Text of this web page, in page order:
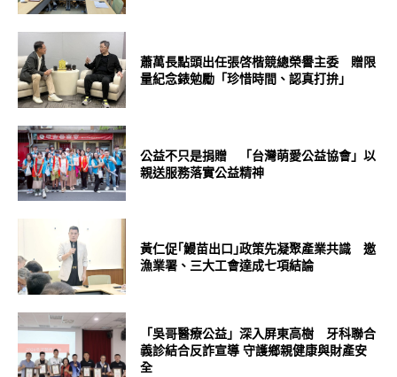
蕭萬長點頭出任張啓楷競總榮譽主委 贈限
量紀念錶勉勵「珍惜時間、認真打拚」
公益不只是捐贈 「台灣萌愛公益協會」以
親送服務落實公益精神
黃仁促｢鰻苗出口｣政策先凝聚產業共識 邀
漁業署、三大工會達成七項結論
「吳哥醫療公益」深入屏東高樹 牙科聯合
義診結合反詐宣導 守護鄉親健康與財產安
全